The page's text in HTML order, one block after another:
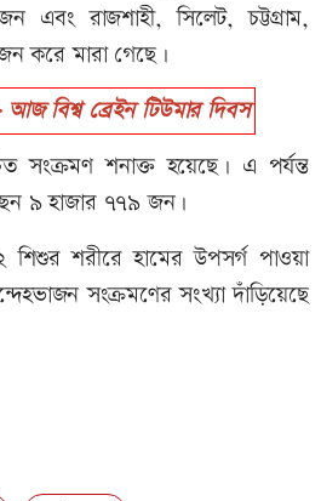
এবং রাজশাহী, সিলেট, চট্টগ্রাম,
করে মারা গেছে।
বিশ্ব ব্রেইন টিউমার দিবস
সংক্রমণ শনাক্ত হয়েছে। এ পর্যন্ত
৯ হাজার ৭৭৯ জন।
শরীরে হামের উপসর্গ পাওয়া
সংক্রমণের সংখ্যা দাঁড়িয়েছে